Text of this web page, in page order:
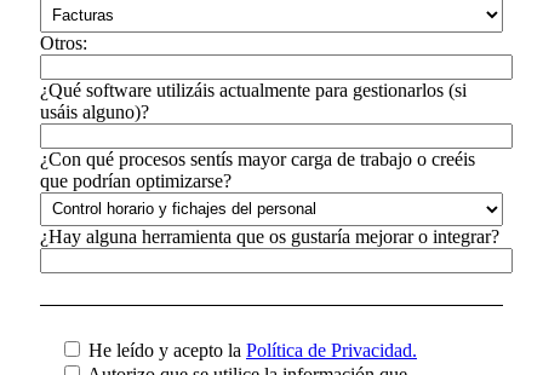
Otros:
¿Qué software utilizáis actualmente para gestionarlos (si
usáis alguno)?
¿Con qué procesos sentís mayor carga de trabajo o creéis
que podrían optimizarse?
¿Hay alguna herramienta que os gustaría mejorar o integrar?
He leído y acepto la Política de Privacidad.